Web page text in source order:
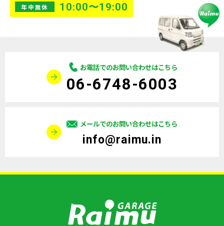
年中無休 10:00〜19:00
お電話でのお問い合わせはこちら
06-6748-6003
メールでのお問い合わせはこちら
info@raimu.in